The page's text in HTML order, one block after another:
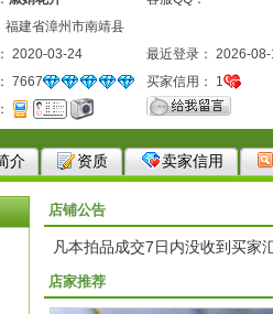
福建省漳州市南靖县
2020-03-24
最近登录： 2026-
7667 买家信用： 1
介 资质 卖家信用
店铺公告
凡本拍品成交7日内没收到买家
店家推荐